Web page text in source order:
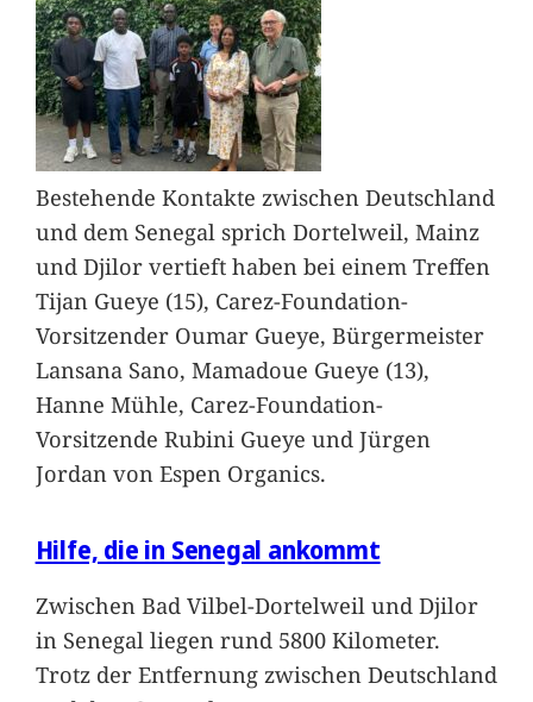
Bestehende Kontakte zwischen Deutschland
und dem Senegal sprich Dortelweil, Mainz
und Djilor vertieft haben bei einem Treffen
Tijan Gueye (15), Carez-Foundation-
Vorsitzender Oumar Gueye, Bürgermeister
Lansana Sano, Mamadoue Gueye (13),
Hanne Mühle, Carez-Foundation-
Vorsitzende Rubini Gueye und Jürgen
Jordan von Espen Organics.
Hilfe, die in Senegal ankommt
Zwischen Bad Vilbel-Dortelweil und Djilor
in Senegal liegen rund 5800 Kilometer.
Trotz der Entfernung zwischen Deutschland